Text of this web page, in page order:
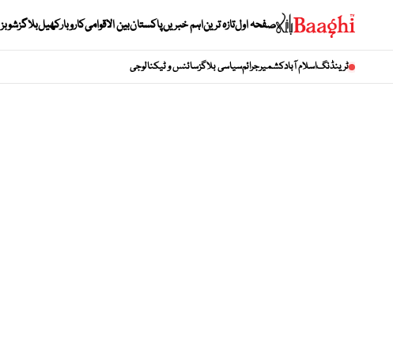
صفحہ اولتازہ تریناہم خبریںپاکستانبین الاقوامیکاروبارکھیلبلاگزشوبز
ٹرینڈنگاسلام آبادکشمیرجرائمسیاسی بلاگزسائنس و ٹیکنالوجی